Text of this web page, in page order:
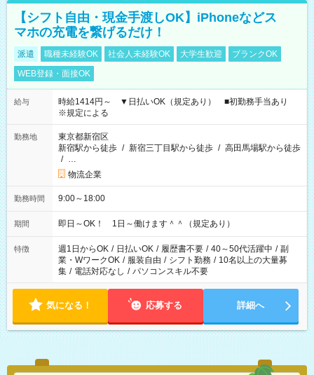
【シフト自由・現金手渡しOK】iPhoneなどス
マホの充電を繋げるだけ！
派遣 職種未経験OK 社会人未経験OK 大学生歓迎
ブランクOK
WEB登録・面接OK
給与
時給1414円～ ▼日払いOK（規定あり） ■初勤務手当あり
※規定による
勤務地
東京都新宿区
新宿駅から徒歩 / 新宿三丁目駅から徒歩 / 高田馬場駅から徒歩
/ …
物流企業
勤務時間 9:00～18:00
期間 即日～OK！ 1日～働けます＾＾（規定あり）
特徴 週1日からOK / 日払いOK / 履歴書不要 / 40～50代活躍中 / 副
業・WワークOK / 服装自由 / シフト勤務 / 10名以上の大量募
集 / 電話対応なし / パソコンスキル不要
気になる！ 応募する 詳細へ